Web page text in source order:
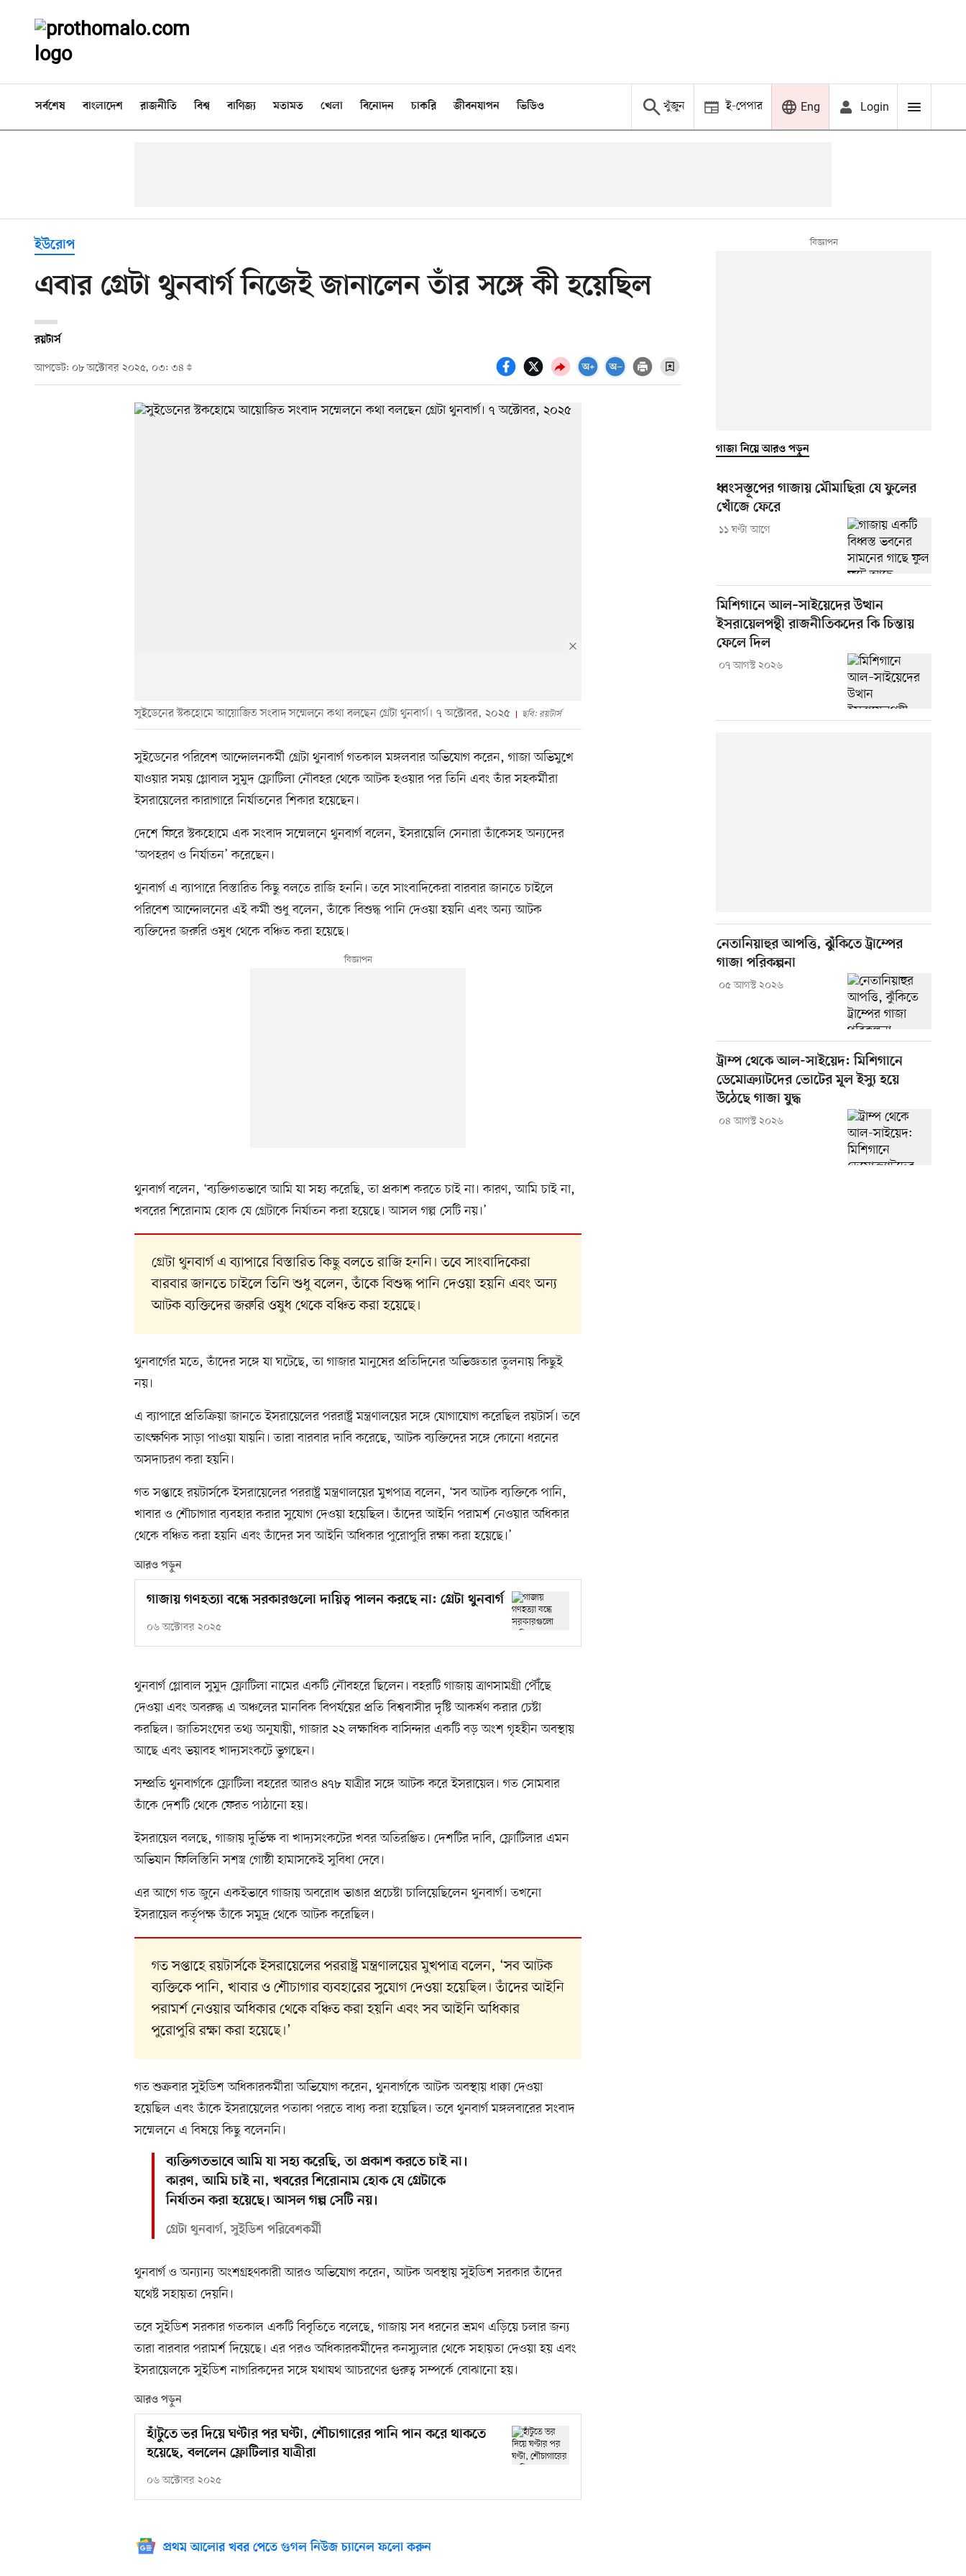
সর্বশেষ বাংলাদেশ রাজনীতি বিশ্ব বাণিজ্য মতামত খেলা বিনোদন চাকরি জীবনযাপন ভিডিও খুঁজুন ই-পেপার Eng Login
ইউরোপ
এবার গ্রেটা থুনবার্গ নিজেই জানালেন তাঁর সঙ্গে কী হয়েছিল
রয়টার্স
আপডেট: ০৮ অক্টোবর ২০২৫, ০৩: ৩৪
সুইডেনের স্টকহোমে আয়োজিত সংবাদ সম্মেলনে কথা বলছেন গ্রেটা থুনবার্গ। ৭ অক্টোবর, ২০২৫ ছবি: রয়টার্স
সুইডেনের পরিবেশ আন্দোলনকর্মী গ্রেটা থুনবার্গ গতকাল মঙ্গলবার অভিযোগ করেন, গাজা অভিমুখে
যাওয়ার সময় গ্লোবাল সুমুদ ফ্লোটিলা নৌবহর থেকে আটক হওয়ার পর তিনি এবং তাঁর সহকর্মীরা
ইসরায়েলের কারাগারে নির্যাতনের শিকার হয়েছেন।
দেশে ফিরে স্টকহোমে এক সংবাদ সম্মেলনে থুনবার্গ বলেন, ইসরায়েলি সেনারা তাঁকেসহ অন্যদের
‘অপহরণ ও নির্যাতন’ করেছেন।
থুনবার্গ এ ব্যাপারে বিস্তারিত কিছু বলতে রাজি হননি। তবে সাংবাদিকেরা বারবার জানতে চাইলে
পরিবেশ আন্দোলনের এই কর্মী শুধু বলেন, তাঁকে বিশুদ্ধ পানি দেওয়া হয়নি এবং অন্য আটক
ব্যক্তিদের জরুরি ওষুধ থেকে বঞ্চিত করা হয়েছে।
থুনবার্গ বলেন, ‘ব্যক্তিগতভাবে আমি যা সহ্য করেছি, তা প্রকাশ করতে চাই না। কারণ, আমি চাই না,
খবরের শিরোনাম হোক যে গ্রেটাকে নির্যাতন করা হয়েছে। আসল গল্প সেটি নয়।’
গ্রেটা থুনবার্গ এ ব্যাপারে বিস্তারিত কিছু বলতে রাজি হননি। তবে সাংবাদিকেরা
বারবার জানতে চাইলে তিনি শুধু বলেন, তাঁকে বিশুদ্ধ পানি দেওয়া হয়নি এবং অন্য
আটক ব্যক্তিদের জরুরি ওষুধ থেকে বঞ্চিত করা হয়েছে।
থুনবার্গের মতে, তাঁদের সঙ্গে যা ঘটেছে, তা গাজার মানুষের প্রতিদিনের অভিজ্ঞতার তুলনায় কিছুই
নয়।
এ ব্যাপারে প্রতিক্রিয়া জানতে ইসরায়েলের পররাষ্ট্র মন্ত্রণালয়ের সঙ্গে যোগাযোগ করেছিল রয়টার্স। তবে
তাৎক্ষণিক সাড়া পাওয়া যায়নি। তারা বারবার দাবি করেছে, আটক ব্যক্তিদের সঙ্গে কোনো ধরনের
অসদাচরণ করা হয়নি।
গত সপ্তাহে রয়টার্সকে ইসরায়েলের পররাষ্ট্র মন্ত্রণালয়ের মুখপাত্র বলেন, ‘সব আটক ব্যক্তিকে পানি,
খাবার ও শৌচাগার ব্যবহার করার সুযোগ দেওয়া হয়েছিল। তাঁদের আইনি পরামর্শ নেওয়ার অধিকার
থেকে বঞ্চিত করা হয়নি এবং তাঁদের সব আইনি অধিকার পুরোপুরি রক্ষা করা হয়েছে।’
আরও পড়ুন
গাজায় গণহত্যা বন্ধে সরকারগুলো দায়িত্ব পালন করছে না: গ্রেটা থুনবার্গ
০৬ অক্টোবর ২০২৫
থুনবার্গ গ্লোবাল সুমুদ ফ্লোটিলা নামের একটি নৌবহরে ছিলেন। বহরটি গাজায় ত্রাণসামগ্রী পৌঁছে
দেওয়া এবং অবরুদ্ধ এ অঞ্চলের মানবিক বিপর্যয়ের প্রতি বিশ্ববাসীর দৃষ্টি আকর্ষণ করার চেষ্টা
করছিল। জাতিসংঘের তথ্য অনুযায়ী, গাজার ২২ লক্ষাধিক বাসিন্দার একটি বড় অংশ গৃহহীন অবস্থায়
আছে এবং ভয়াবহ খাদ্যসংকটে ভুগছেন।
সম্প্রতি থুনবার্গকে ফ্লোটিলা বহরের আরও ৪৭৮ যাত্রীর সঙ্গে আটক করে ইসরায়েল। গত সোমবার
তাঁকে দেশটি থেকে ফেরত পাঠানো হয়।
ইসরায়েল বলছে, গাজায় দুর্ভিক্ষ বা খাদ্যসংকটের খবর অতিরঞ্জিত। দেশটির দাবি, ফ্লোটিলার এমন
অভিযান ফিলিস্তিনি সশস্ত্র গোষ্ঠী হামাসকেই সুবিধা দেবে।
এর আগে গত জুনে একইভাবে গাজায় অবরোধ ভাঙার প্রচেষ্টা চালিয়েছিলেন থুনবার্গ। তখনো
ইসরায়েল কর্তৃপক্ষ তাঁকে সমুদ্র থেকে আটক করেছিল।
গত সপ্তাহে রয়টার্সকে ইসরায়েলের পররাষ্ট্র মন্ত্রণালয়ের মুখপাত্র বলেন, ‘সব আটক
ব্যক্তিকে পানি, খাবার ও শৌচাগার ব্যবহারের সুযোগ দেওয়া হয়েছিল। তাঁদের আইনি
পরামর্শ নেওয়ার অধিকার থেকে বঞ্চিত করা হয়নি এবং সব আইনি অধিকার
পুরোপুরি রক্ষা করা হয়েছে।’
গত শুক্রবার সুইডিশ অধিকারকর্মীরা অভিযোগ করেন, থুনবার্গকে আটক অবস্থায় ধাক্কা দেওয়া
হয়েছিল এবং তাঁকে ইসরায়েলের পতাকা পরতে বাধ্য করা হয়েছিল। তবে থুনবার্গ মঙ্গলবারের সংবাদ
সম্মেলনে এ বিষয়ে কিছু বলেননি।
ব্যক্তিগতভাবে আমি যা সহ্য করেছি, তা প্রকাশ করতে চাই না।
কারণ, আমি চাই না, খবরের শিরোনাম হোক যে গ্রেটাকে
নির্যাতন করা হয়েছে। আসল গল্প সেটি নয়।
গ্রেটা থুনবার্গ, সুইডিশ পরিবেশকর্মী
থুনবার্গ ও অন্যান্য অংশগ্রহণকারী আরও অভিযোগ করেন, আটক অবস্থায় সুইডিশ সরকার তাঁদের
যথেষ্ট সহায়তা দেয়নি।
তবে সুইডিশ সরকার গতকাল একটি বিবৃতিতে বলেছে, গাজায় সব ধরনের ভ্রমণ এড়িয়ে চলার জন্য
তারা বারবার পরামর্শ দিয়েছে। এর পরও অধিকারকর্মীদের কনস্যুলার থেকে সহায়তা দেওয়া হয় এবং
ইসরায়েলকে সুইডিশ নাগরিকদের সঙ্গে যথাযথ আচরণের গুরুত্ব সম্পর্কে বোঝানো হয়।
আরও পড়ুন
হাঁটুতে ভর দিয়ে ঘণ্টার পর ঘণ্টা, শৌচাগারের পানি পান করে থাকতে
হয়েছে, বললেন ফ্লোটিলার যাত্রীরা
০৬ অক্টোবর ২০২৫
প্রথম আলোর খবর পেতে গুগল নিউজ চ্যানেল ফলো করুন
গাজা নিয়ে আরও পড়ুন
ধ্বংসস্তূপের গাজায় মৌমাছিরা যে ফুলের
খোঁজে ফেরে
১১ ঘণ্টা আগে
মিশিগানে আল–সাইয়েদের উত্থান
ইসরায়েলপন্থী রাজনীতিকদের কি চিন্তায়
ফেলে দিল
০৭ আগস্ট ২০২৬
নেতানিয়াহুর আপত্তি, ঝুঁকিতে ট্রাম্পের
গাজা পরিকল্পনা
০৫ আগস্ট ২০২৬
ট্রাম্প থেকে আল-সাইয়েদ: মিশিগানে
ডেমোক্র্যাটদের ভোটের মূল ইস্যু হয়ে
উঠেছে গাজা যুদ্ধ
০৪ আগস্ট ২০২৬